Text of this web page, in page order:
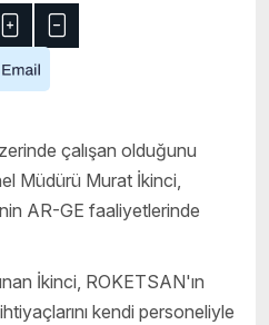
çalışan olduğunu
Müdürü Murat İkinci,
AR-GE faaliyetlerinde
İkinci, ROKETSAN'ın
kendi personeliyle